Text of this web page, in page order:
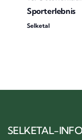
Sporterlebnis
Selketal
SELKETAL-